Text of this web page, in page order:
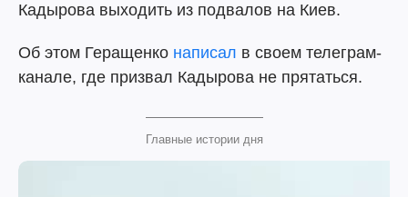
Кадырова выходить из подвалов на Киев.
Об этом Геращенко написал в своем телеграм-
канале, где призвал Кадырова не прятаться.
Главные истории дня